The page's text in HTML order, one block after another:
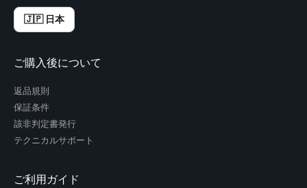
🇯🇵 日本
ご購入後について
返品規則
保証条件
該非判定書発行
テクニカルサポート
ご利用ガイド